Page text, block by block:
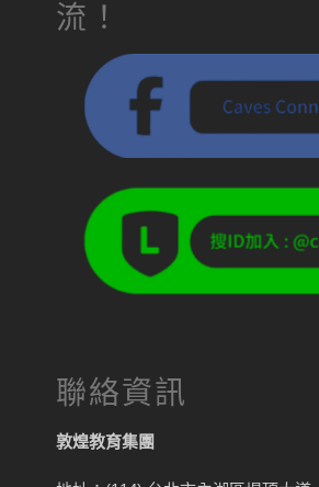
流！
聯絡資訊
敦煌教育集團